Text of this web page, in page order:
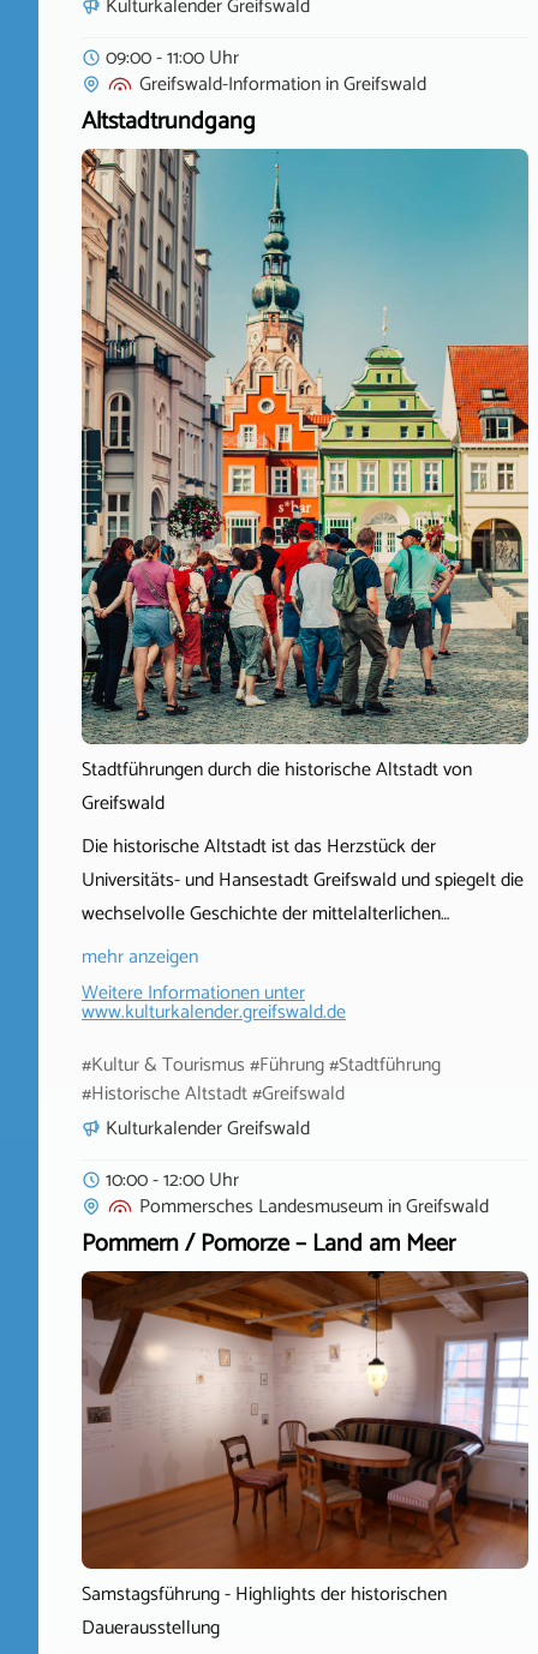
Kulturkalender Greifswald
09:00 - 11:00 Uhr
Greifswald-InformationinGreifswald
Altstadtrundgang
Stadtführungen durch die historische Altstadt von
Greifswald
Die historische Altstadt ist das Herzstück der
Universitäts- und Hansestadt Greifswald und spiegelt die
wechselvolle Geschichte der mittelalterlichen…
mehr anzeigen
Weitere Informationen unter
www.kulturkalender.greifswald.de
#Kultur & Tourismus #Führung #Stadtführung
#Historische Altstadt #Greifswald
Kulturkalender Greifswald
10:00 - 12:00 Uhr
Pommersches LandesmuseuminGreifswald
Pommern / Pomorze – Land am Meer
Samstagsführung - Highlights der historischen
Dauerausstellung